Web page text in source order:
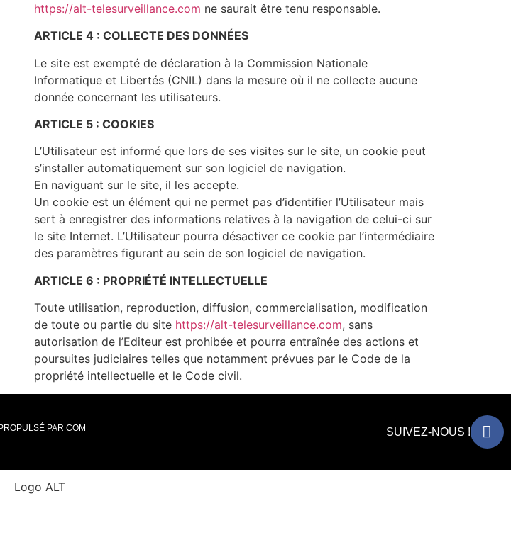
https://alt-telesurveillance.com ne saurait être tenu responsable.
ARTICLE 4 : COLLECTE DES DONNÉES
Le site est exempté de déclaration à la Commission Nationale
Informatique et Libertés (CNIL) dans la mesure où il ne collecte aucune
donnée concernant les utilisateurs.
ARTICLE 5 : COOKIES
L’Utilisateur est informé que lors de ses visites sur le site, un cookie peut
s’installer automatiquement sur son logiciel de navigation.
En naviguant sur le site, il les accepte.
Un cookie est un élément qui ne permet pas d’identifier l’Utilisateur mais
sert à enregistrer des informations relatives à la navigation de celui-ci sur
le site Internet. L’Utilisateur pourra désactiver ce cookie par l’intermédiaire
des paramètres figurant au sein de son logiciel de navigation.
ARTICLE 6 : PROPRIÉTÉ INTELLECTUELLE
Toute utilisation, reproduction, diffusion, commercialisation, modification
de toute ou partie du site https://alt-telesurveillance.com, sans
autorisation de l’Editeur est prohibée et pourra entraînée des actions et
poursuites judiciaires telles que notamment prévues par le Code de la
propriété intellectuelle et le Code civil.
PAR COM
SUIVEZ-NOUS !